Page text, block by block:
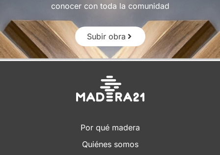
conocer con toda la comunidad
Subir obra
Por qué madera
Quiénes somos